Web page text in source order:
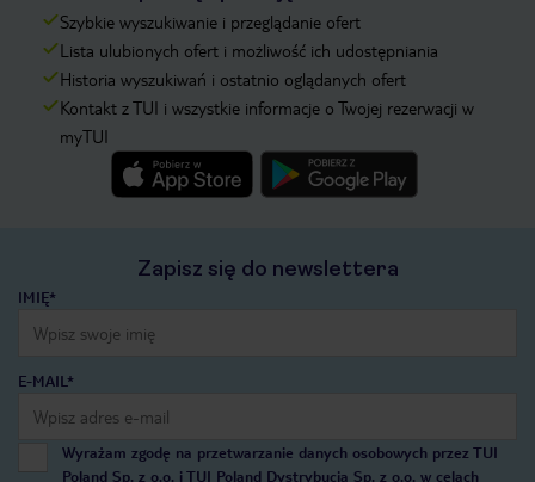
Szybkie wyszukiwanie i przeglądanie ofert
Lista ulubionych ofert i możliwość ich udostępniania
Historia wyszukiwań i ostatnio oglądanych ofert
Kontakt z TUI i wszystkie informacje o Twojej rezerwacji w
myTUI
Zapisz się do newslettera
IMIĘ*
E-MAIL*
Wyrażam zgodę na przetwarzanie danych osobowych przez TUI
Poland Sp. z o.o. i TUI Poland Dystrybucja Sp. z o.o. w celach